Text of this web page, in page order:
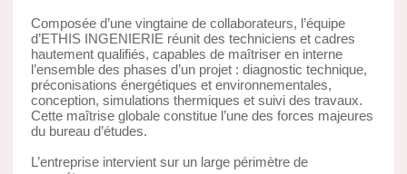
Composée d’une vingtaine de collaborateurs, l’équipe
d’ETHIS INGENIERIE réunit des techniciens et cadres
hautement qualifiés, capables de maîtriser en interne
l’ensemble des phases d’un projet : diagnostic technique,
préconisations énergétiques et environnementales,
conception, simulations thermiques et suivi des travaux.
Cette maîtrise globale constitue l’une des forces majeures
du bureau d’études.
L’entreprise intervient sur un large périmètre de